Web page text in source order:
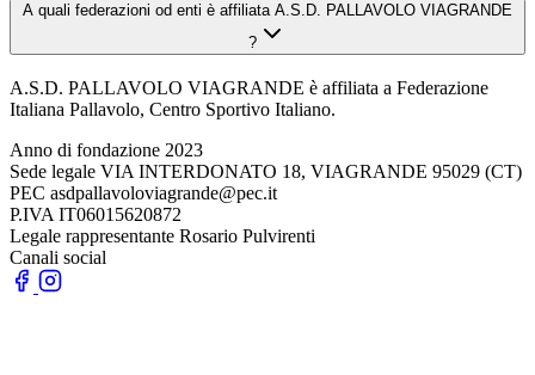
A quali federazioni od enti è affiliata A.S.D. PALLAVOLO VIAGRANDE
?
A.S.D. PALLAVOLO VIAGRANDE è affiliata a Federazione
Italiana Pallavolo, Centro Sportivo Italiano.
Anno di fondazione 2023
Sede legale VIA INTERDONATO 18, VIAGRANDE 95029 (CT)
PEC asdpallavoloviagrande@pec.it
P.IVA IT06015620872
Legale rappresentante Rosario Pulvirenti
Canali social